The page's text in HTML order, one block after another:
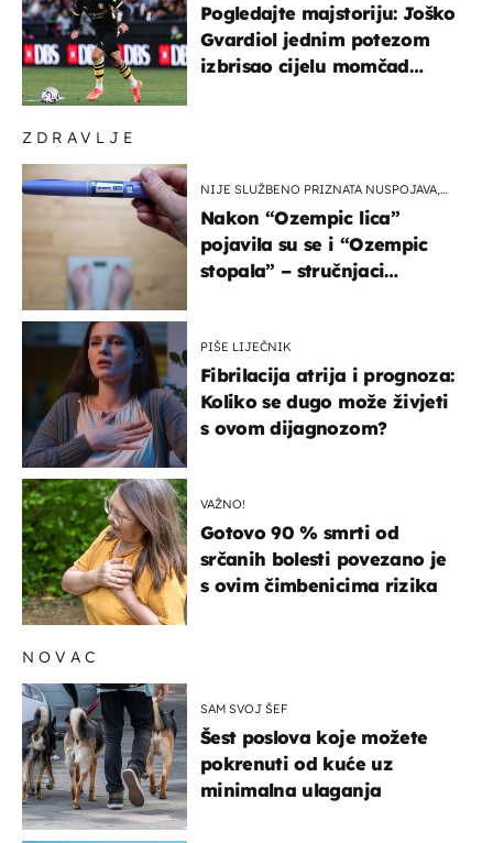
ZDRAVLJE
NIJE SLUŽBENO PRIZNATA NUSPOJAVA,
Nakon “Ozempic lica”
pojavila su se i “Ozempic
stopala” – stručnjaci
PIŠE LIJEČNIK
Fibrilacija atrija i prognoza:
Koliko se dugo može živjeti
s ovom dijagnozom?
VAŽNO!
Gotovo 90 % smrti od
srčanih bolesti povezano je
s ovim čimbenicima rizika
Pogledajte majstoriju: Joško
Gvardiol jednim potezom
izbrisao cijelu momčad
NOVAC
SAM SVOJ ŠEF
Šest poslova koje možete
pokrenuti od kuće uz
minimalna ulaganja